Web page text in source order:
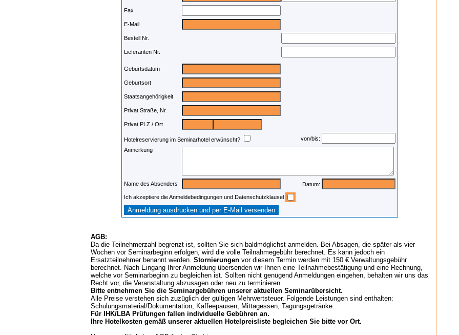
Fax
E-Mail
Bestell Nr.
Lieferanten Nr.
Geburtsdatum
Geburtsort
Staatsangehörigkeit
Privat Straße, Nr.
Privat PLZ / Ort
Hotelreservierung im Seminarhotel erwünscht?
von/bis:
Anmerkung
Name des Absenders Datum:
Ich akzeptiere die Anmeldebedingungen und Datenschutzklausel
AGB:
Da die Teilnehmerzahl begrenzt ist, sollten Sie sich baldmöglichst anmelden. Bei Absagen, die später als vier
Wochen vor Seminarbeginn erfolgen, wird die volle Teilnahmegebühr berechnet. Es kann jedoch ein
Ersatzteilnehmer benannt werden. Stornierungen vor diesem Termin werden mit 150 € Verwaltungsgebühr
berechnet. Nach Eingang Ihrer Anmeldung übersenden wir Ihnen eine Teilnahmebestätigung und eine Rechnung,
welche vor Seminarbeginn zu begleichen ist. Sollten nicht genügend Anmeldungen eingehen, behalten wir uns das
Recht vor, die Veranstaltung abzusagen oder neu zu terminieren.
Bitte entnehmen Sie die Seminargebühren unserer aktuellen Seminarübersicht.
Alle Preise verstehen sich zuzüglich der gültigen Mehrwertsteuer. Folgende Leistungen sind enthalten:
Schulungsmaterial/Dokumentation, Kaffeepausen, Mittagessen, Tagungsgetränke.
Für IHK/LBA Prüfungen fallen individuelle Gebühren an.
Ihre Hotelkosten gemäß unserer aktuellen Hotelpreisliste begleichen Sie bitte vor Ort.